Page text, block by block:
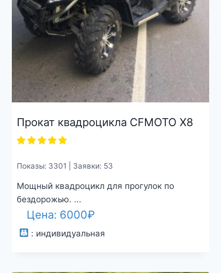
Прокат квадроцикла CFMOTO X8
Показы: 3301 | Заявки: 53
Мощный квадроцикл для прогулок по
бездорожью. ...
Цена: 6000₽
: индивидуальная